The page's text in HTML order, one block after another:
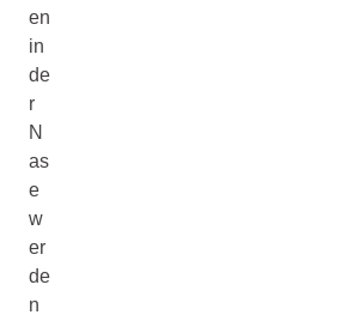
en
in
de
r
N
as
e
w
er
de
n